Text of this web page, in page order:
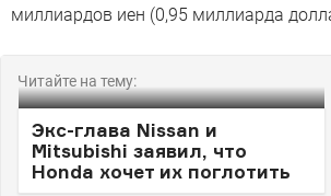
миллиардов иен (0,95 миллиарда
Читайте на тему:
Экс-глава Nissan и
Mitsubishi заявил, что
Honda хочет их поглотить